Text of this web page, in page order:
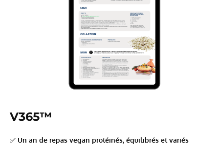
V365™
✅ Un an de repas vegan protéinés, équilibrés et variés